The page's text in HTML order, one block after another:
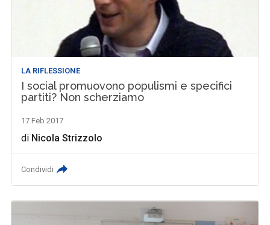
LA RIFLESSIONE
I social promuovono populismi e specifici
partiti? Non scherziamo
17 Feb 2017
di Nicola Strizzolo
Condividi